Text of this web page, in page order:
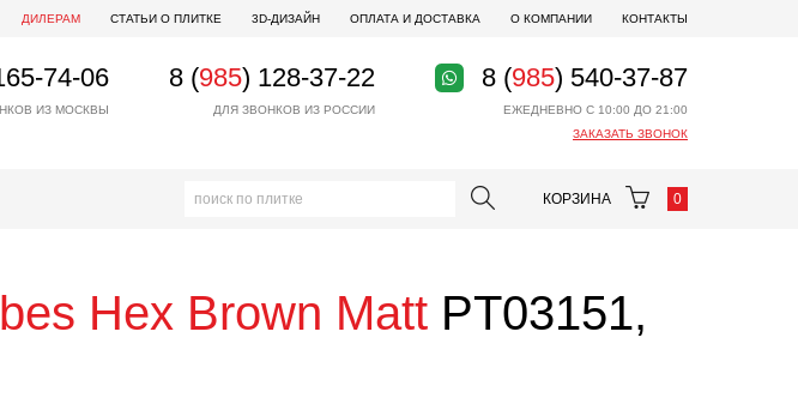
ДИЛЕРАМ СТАТЬИ О ПЛИТКЕ 3D-ДИЗАЙН ОПЛАТА И ДОСТАВКА О КОМПАНИИ КОНТАКТЫ
74-06
ИЗ МОСКВЫ
8 (985) 128-37-22
ДЛЯ ЗВОНКОВ ИЗ РОССИИ
8 (985) 540-37-87
ЕЖЕДНЕВНО С 10:00 ДО 21:00
ЗАКАЗАТЬ ЗВОНОК
КОРЗИНА 0
Hex Brown Matt PT03151,